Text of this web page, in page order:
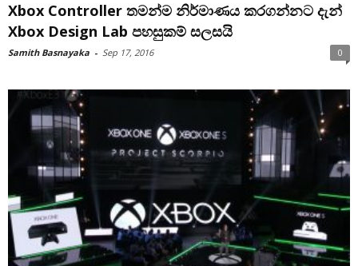
Xbox Controller තමන්ම නිර්මාණය කරගන්නට දැන්
Xbox Design Lab පහසුකම් සලසයි
Samith Basnayaka - Sep 17, 2016 0